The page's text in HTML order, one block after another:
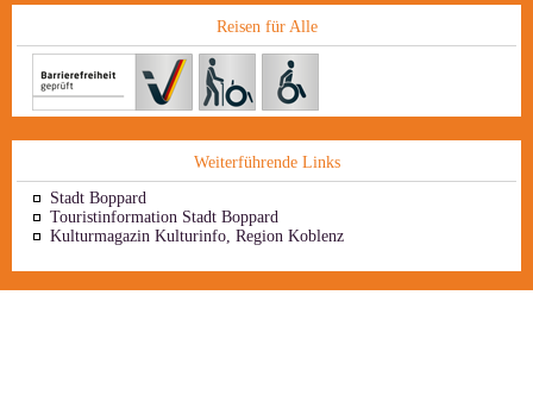
Reisen für Alle
Weiterführende Links
Stadt Boppard
Touristinformation Stadt Boppard
Kulturmagazin Kulturinfo, Region Koblenz